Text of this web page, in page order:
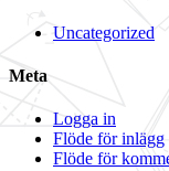
Uncategorized
Meta
Logga in
Flöde för inlägg
Flöde för